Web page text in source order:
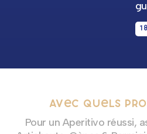
Avec quels
Pour un Aperitivo réussi,